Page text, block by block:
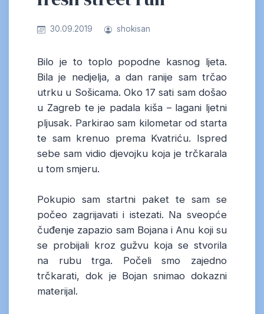
30.09.2019 shokisan
Bilo je to toplo popodne kasnog ljeta.
Bila je nedjelja, a dan ranije sam trčao
utrku u Sošicama. Oko 17 sati sam došao
u Zagreb te je padala kiša – lagani ljetni
pljusak. Parkirao sam kilometar od starta
te sam krenuo prema Kvatriću. Ispred
sebe sam vidio djevojku koja je trčkarala
u tom smjeru.
Pokupio sam startni paket te sam se
počeo zagrijavati i istezati. Na sveopće
čuđenje zapazio sam Bojana i Anu koji su
se probijali kroz gužvu koja se stvorila
na rubu trga. Počeli smo zajedno
trčkarati, dok je Bojan snimao dokazni
materijal.